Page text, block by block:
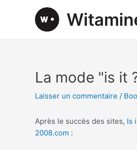
La mode "is it
Laisser un commentaire /
Après le succès des sites, Is
2008.com :